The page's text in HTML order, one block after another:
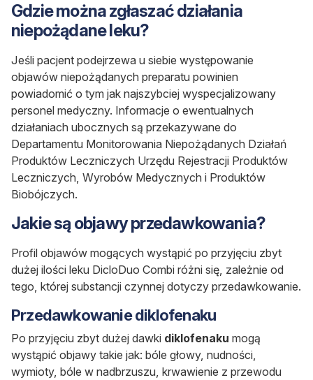
Gdzie można zgłaszać działania
niepożądane leku?
Jeśli pacjent podejrzewa u siebie występowanie
objawów niepożądanych preparatu powinien
powiadomić o tym jak najszybciej wyspecjalizowany
personel medyczny. Informacje o ewentualnych
działaniach ubocznych są przekazywane do
Departamentu Monitorowania Niepożądanych Działań
Produktów Leczniczych Urzędu Rejestracji Produktów
Leczniczych, Wyrobów Medycznych i Produktów
Biobójczych.
Jakie są objawy przedawkowania?
Profil objawów mogących wystąpić po przyjęciu zbyt
dużej ilości leku DicloDuo Combi różni się, zależnie od
tego, której substancji czynnej dotyczy przedawkowanie.
Przedawkowaniediklofenaku
Po przyjęciu zbyt dużej dawki diklofenaku mogą
wystąpić objawy takie jak: bóle głowy, nudności,
wymioty, bóle w nadbrzuszu, krwawienie z przewodu